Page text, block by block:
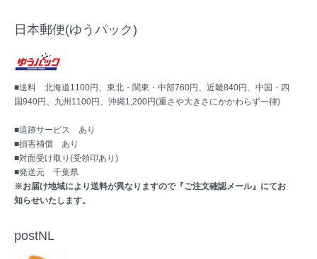
日本郵便(ゆうパック)
■送料 北海道1100円、東北・関東・中部760円、近畿840円、中国・四
国940円、九州1100円、沖縄1,200円(重さや大きさにかかわらず一律)
■追跡サービス あり
■損害補償 あり
■対面受け取り(受領印あり)
■発送元 千葉県
※お届け地域により送料が異なりますので『ご注文確認メール』にてお
知らせいたします。
postNL